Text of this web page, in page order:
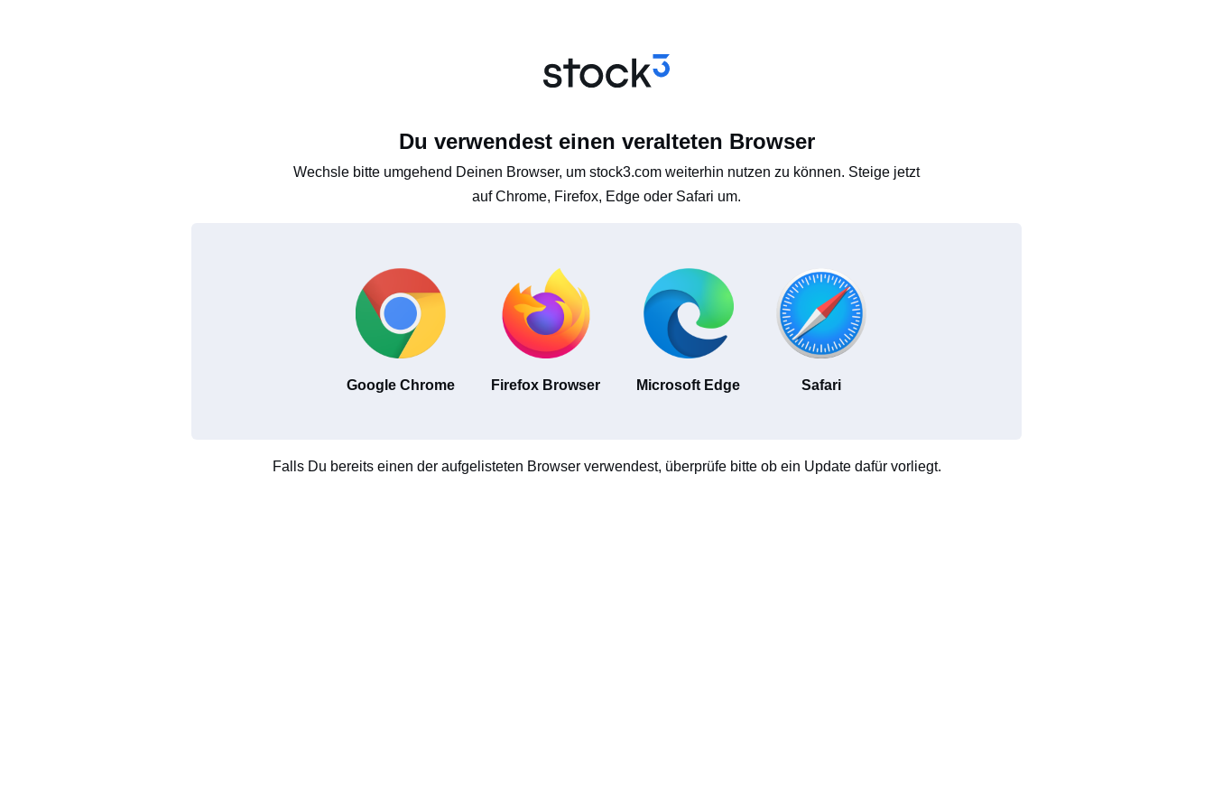
Du verwendest einen veralteten Browser
Wechsle bitte umgehend Deinen Browser, um stock3.com weiterhin nutzen zu können. Steige jetzt
auf Chrome, Firefox, Edge oder Safari um.
Google Chrome Firefox Browser Microsoft Edge Safari
Falls Du bereits einen der aufgelisteten Browser verwendest, überprüfe bitte ob ein Update dafür vorliegt.